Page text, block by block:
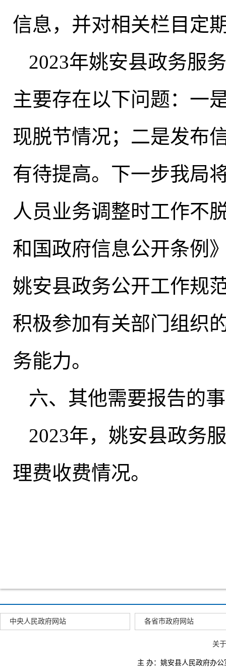
信息，并对相关栏目定
2023年姚安县政务服
主要存在以下问题：一
现脱节情况； 二是发布
有待提高。 下一步我局
人员业务调整时工作不
和国政府信息公开条例
姚安县政务公开工作规
积极参加有关部门组织
务能力。
六、其他需要报告的
2023年， 姚安县政务
理费收费情况。
中央人民政府网站 各省市政府网站
关
主 办：姚安县人民政府办